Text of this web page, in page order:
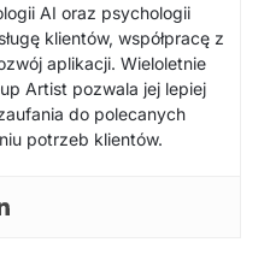
AI oraz psychologii
klientów, współpracę z
aplikacji. Wieloletnie
Artist pozwala jej lepiej
do polecanych
potrzeb klientów.